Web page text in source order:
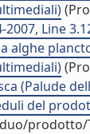
2007, Line
(Palude
del
prodotto/